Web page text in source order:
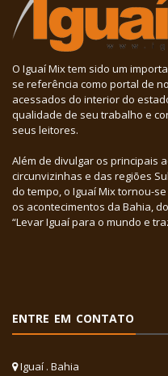
O Iguaí Mix tem sido um
se referência como portal de
acessados do interior do
qualidade de seu trabalho e
seus leitores.
Além de divulgar os principais
circunvizinhas e das regiões
do tempo, o Iguaí Mix tornou-
os acontecimentos da Bahia,
“Levar Iguaí para o mundo e
ENTRE EM CONTATO
Iguaí . Bahia